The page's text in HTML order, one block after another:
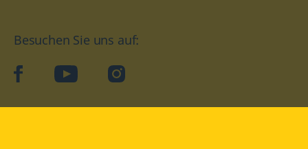
Besuchen Sie uns auf:
facebookYouTube Instagram